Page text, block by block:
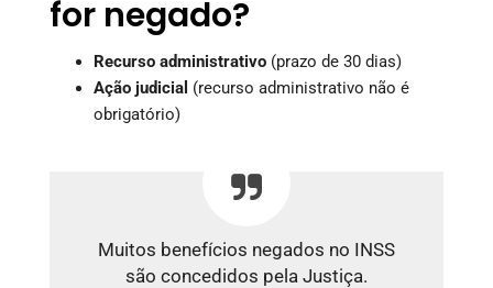
for negado?
Recurso administrativo (prazo de 30 dias)
Ação judicial (recurso administrativo não é
obrigatório)
Muitos benefícios negados no INSS
são concedidos pela Justiça.